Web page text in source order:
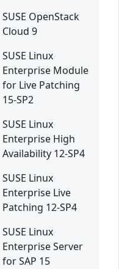
SUSE OpenStack
Cloud 9
SUSE Linux
Enterprise Module
for Live Patching
15-SP2
SUSE Linux
Enterprise High
Availability 12-SP4
SUSE Linux
Enterprise Live
Patching 12-SP4
SUSE Linux
Enterprise Server
for SAP 15